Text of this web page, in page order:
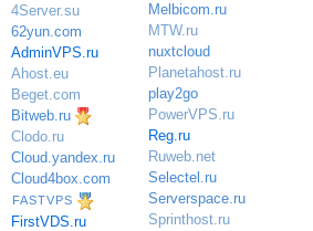
4Server.su
62yun.com
AdminVPS.ru
Ahost.eu
Beget.com
Bitweb.ru
Clodo.ru
Cloud.yandex.ru
Cloud4box.com
FASTVPS
FirstVDS.ru
Melbicom.ru
MTW.ru
nuxtcloud
Planetahost.ru
play2go
PowerVPS.ru
Reg.ru
Ruweb.net
Selectel.ru
Serverspace.ru
Sprinthost.ru